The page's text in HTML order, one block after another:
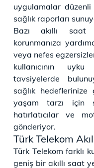
uygulamalar düzenli
sağlık raporları
Bazı akıllı saat
korunmanıza
veya nefes
kullanıcının
tavsiyelerde
sağlık hedeflerinize
yaşam tarzı için
hatırlatıcılar ve
gönderiyor.
Türk Telekom
Türk Telekom farklı
geniş bir akıllı saat